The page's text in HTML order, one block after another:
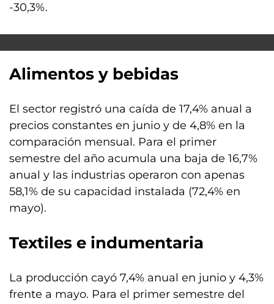
-30,3%.
Alimentos y bebidas
El sector registró una caída de 17,4% anual a
precios constantes en junio y de 4,8% en la
comparación mensual. Para el primer
semestre del año acumula una baja de 16,7%
anual y las industrias operaron con apenas
58,1% de su capacidad instalada (72,4% en
mayo).
Textiles e indumentaria
La producción cayó 7,4% anual en junio y 4,3%
frente a mayo. Para el primer semestre del